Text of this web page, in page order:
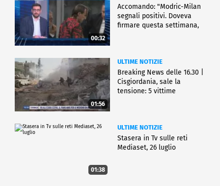
00:32
Accomando: "Modric-Milan
segnali positivi. Doveva
firmare questa settimana,
01:56
ULTIME NOTIZIE
Breaking News delle 16.30 |
Cisgiordania, sale la
tensione: 5 vittime
01:38
ULTIME NOTIZIE
Stasera in Tv sulle reti
Mediaset, 26 luglio